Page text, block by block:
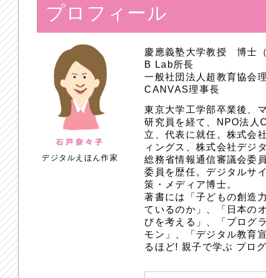
プロフィール
デジタルえほん作家
慶應義塾大学教授 博士
B Lab所長
一般社団法人超教育協会
CANVAS理事長
東京大学工学部卒業後、
研究員を経て、NPO法人
立、代表に就任。株式会
ィングス、株式会社デジ
総務省情報通信審議会委
委員を歴任。デジタルサ
策・メディア博士。
著書には「子どもの創造
ているのか」、「日本の
びを考える」、「プログ
モン」、「デジタル教育
るほど! 親子で学ぶ プロ